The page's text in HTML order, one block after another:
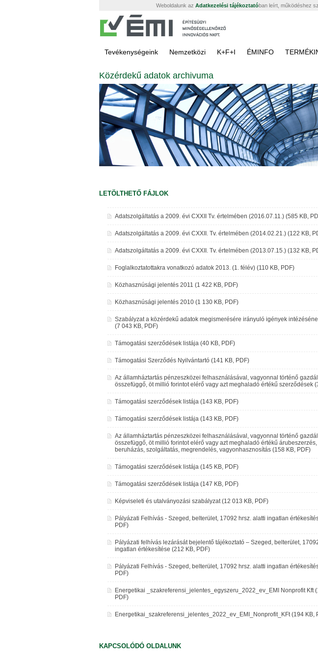
Weboldalunk az Adatkezelési tájékoztatóban leírt, működéshez
Tevékenységeink Nemzetközi K+F+I ÉMINFO
Közérdekű adatok archivuma
LETÖLTHETŐ FÁJLOK
Adatszolgáltatás a 2009. évi CXXII Tv. értelmében (2016.07.11.) (585 KB,
Adatszolgáltatás a 2009. évi CXXII. Tv. értelmében (2014.02.21.) (122 KB,
Adatszolgáltatás a 2009. évi CXXII. Tv. értelmében (2013.07.15.) (132 KB,
Foglalkoztatottakra vonatkozó adatok 2013. (1. félév) (110 KB, PDF)
Közhasznúsági jelentés 2011 (1 422 KB, PDF)
Közhasznúsági jelentés 2010 (1 130 KB, PDF)
Szabályzat a közérdekű adatok megismerésére irányuló igények
(7 043 KB, PDF)
Támogatási szerződések listája (40 KB, PDF)
Támogatási Szerződés Nyilvántartó (141 KB, PDF)
Az államháztartás pénzeszközei felhasználásával, vagyonnal történő
összefüggő, öt millió forintot elérő vagy azt meghaladó értékű szerződések
Támogatási szerződések listája (143 KB, PDF)
Támogatási szerződések listája (143 KB, PDF)
Az államháztartás pénzeszközei felhasználásával, vagyonnal történő
összefüggő, öt millió forintot elérő vagy azt meghaladó értékű
beruházás, szolgáltatás, megrendelés, vagyonhasznosítás (158 KB, PDF)
Támogatási szerződések listája (145 KB, PDF)
Támogatási szerződések listája (147 KB, PDF)
Képviseleti és utalványozási szabályzat (12 013 KB, PDF)
Pályázati Felhívás - Szeged, belterület, 17092 hrsz. alatti ingatlan
PDF)
Pályázati felhívás lezárását bejelentő tájékoztató – Szeged, belterület,
ingatlan értékesítése (212 KB, PDF)
Pályázati Felhívás - Szeged, belterület, 17092 hrsz. alatti ingatlan
PDF)
Energetikai _szakreferensi_jelentes_egyszeru_2022_ev_EMI Nonprofit Kft
PDF)
Energetikai_szakreferensi_jelentes_2022_ev_EMI_Nonprofit_KFt (194 KB,
KAPCSOLÓDÓ OLDALUNK